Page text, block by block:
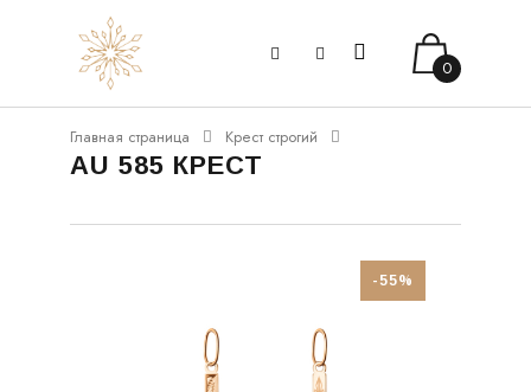
0
Главная страница Крест строгий
AU 585 КРЕСТ
-55%